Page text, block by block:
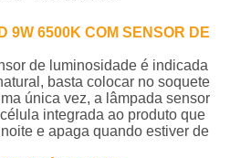
9W 6500K COM SENSOR DE
de luminosidade é indicada
basta colocar no soquete
única vez, a lâmpada sensor
integrada ao produto que
e apaga quando estiver de